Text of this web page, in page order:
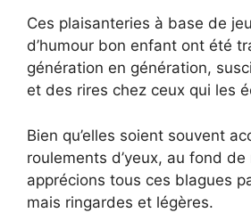
Ces plaisanteries à base de
d’humour bon enfant ont été
génération en génération,
et des rires chez ceux qui les
Bien qu’elles soient souvent
roulements d’yeux, au fond de
apprécions tous ces blagues
mais ringardes et légères.